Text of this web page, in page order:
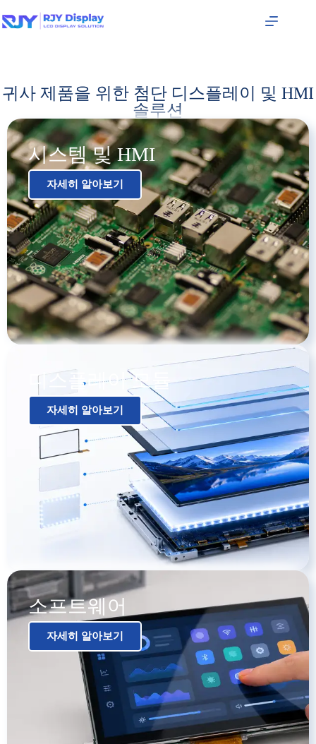
귀사 제품을 위한 첨단 디스플레이 및 HMI
솔루션
시스템 및 HMI​
자세히 알아보기
디스플레이 모듈​
자세히 알아보기
소프트웨어
자세히 알아보기